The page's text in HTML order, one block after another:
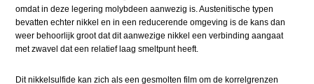
omdat in deze legering molybdeen aanwezig is. Austenitische typen
bevatten echter nikkel en in een reducerende omgeving is de kans dan
weer behoorlijk groot dat dit aanwezige nikkel een verbinding aangaat
met zwavel dat een relatief laag smeltpunt heeft.
Dit nikkelsulfide kan zich als een gesmolten film om de korrelgrenzen